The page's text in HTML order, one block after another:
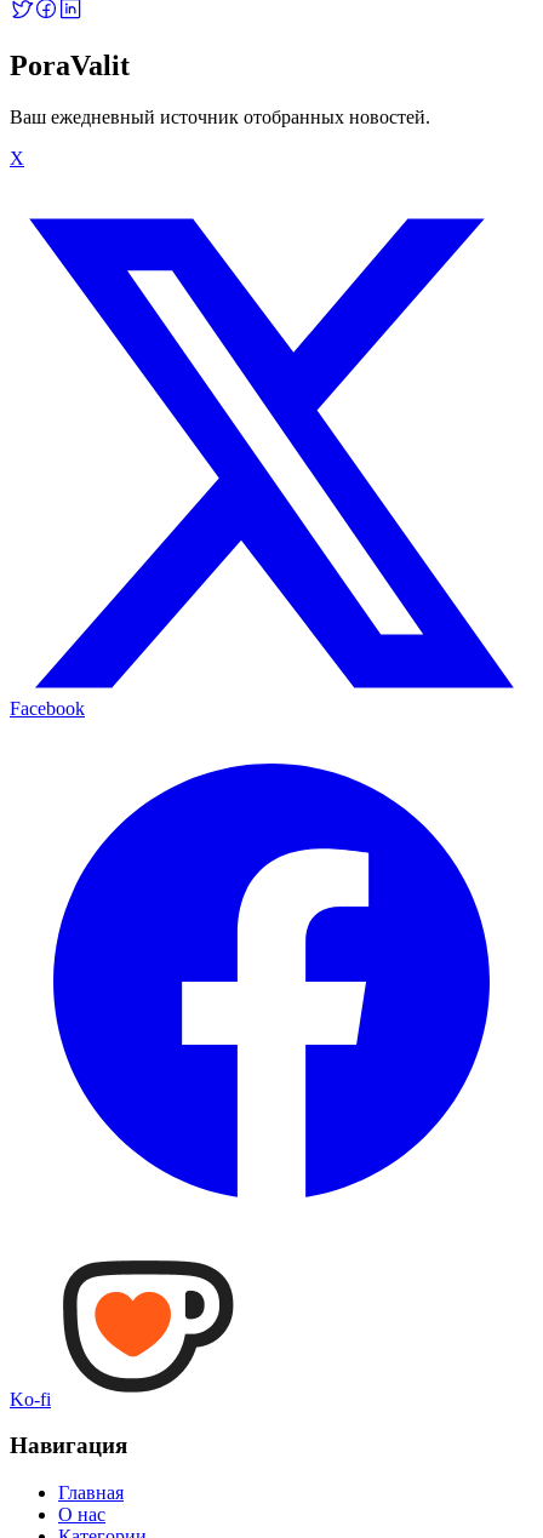
PoraValit
Ваш ежедневный источник отобранных новостей.
X
Facebook
Ko-fi
Навигация
Главная
О нас